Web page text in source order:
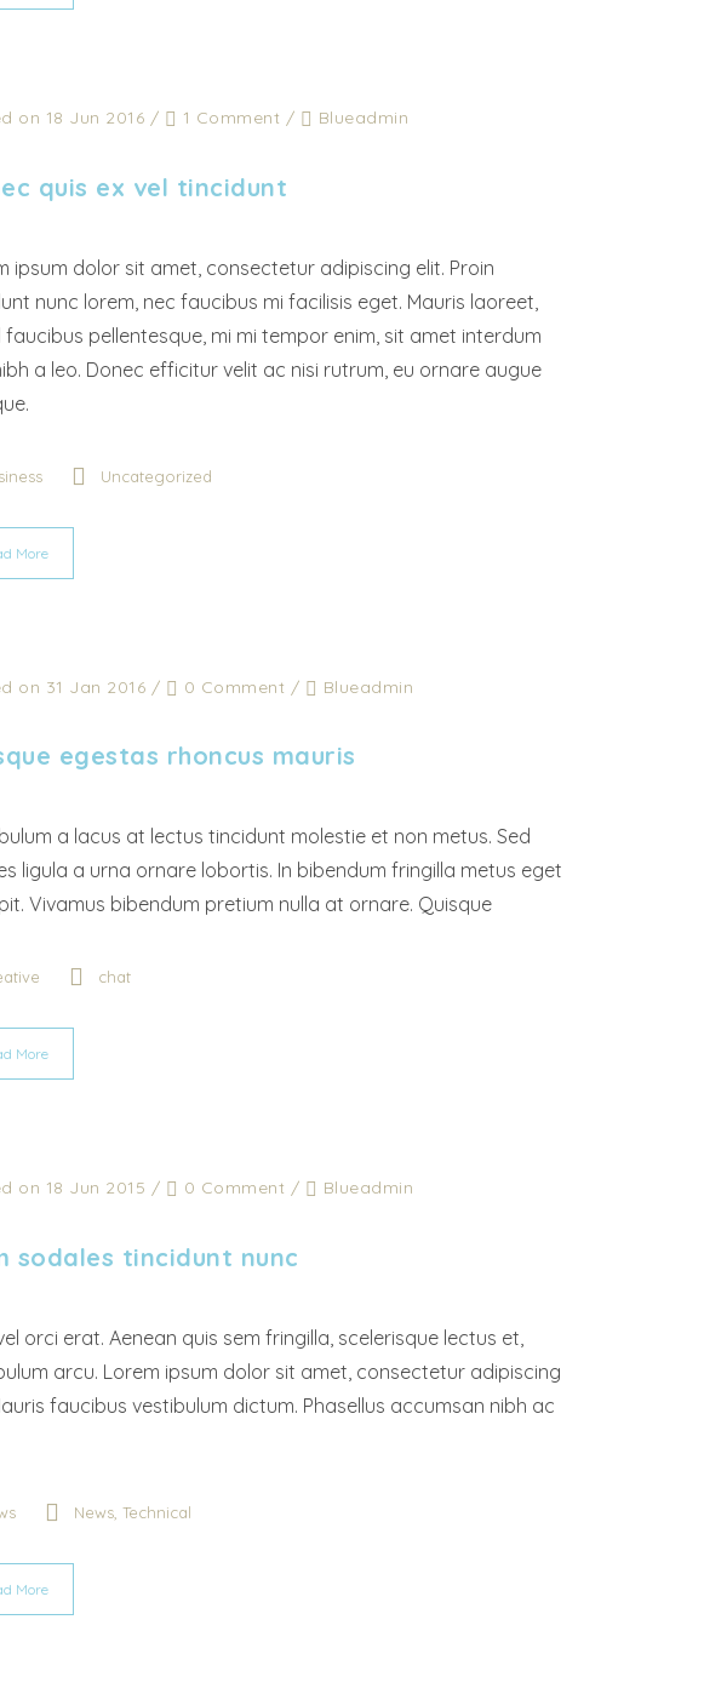
on 18 Jun 2016 / 1 Comment / Blueadmin
quis ex vel tincidunt
ipsum dolor sit amet, consectetur adipiscing elit. Proin
nunc lorem, nec faucibus mi facilisis eget. Mauris laoreet,
faucibus pellentesque, mi mi tempor enim, sit amet interdum
a leo. Donec efficitur velit ac nisi rutrum, eu ornare augue
Uncategorized
More
on 31 Jan 2016 / 0 Comment / Blueadmin
egestas rhoncus mauris
a lacus at lectus tincidunt molestie et non metus. Sed
ligula a urna ornare lobortis. In bibendum fringilla metus eget
Vivamus bibendum pretium nulla at ornare. Quisque
chat
More
on 18 Jun 2015 / 0 Comment / Blueadmin
sodales tincidunt nunc
orci erat. Aenean quis sem fringilla, scelerisque lectus et,
arcu. Lorem ipsum dolor sit amet, consectetur adipiscing
faucibus vestibulum dictum. Phasellus accumsan nibh ac
News, Technical
More